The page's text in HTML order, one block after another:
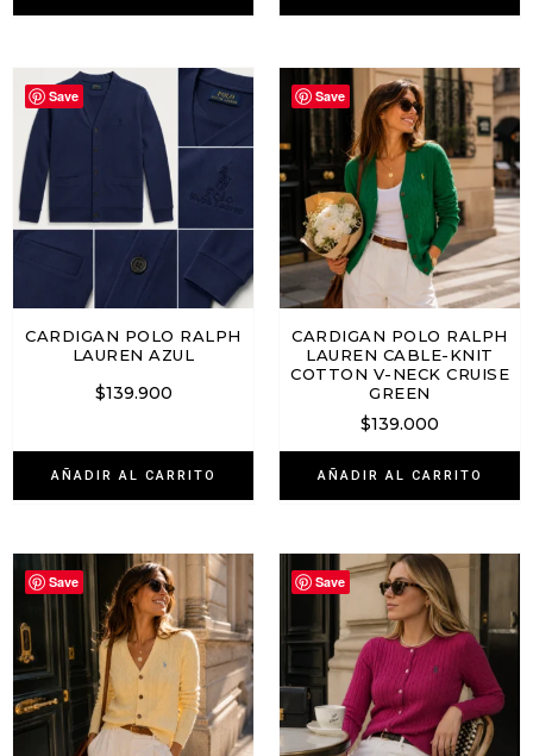
Save
CARDIGAN POLO RALPH
LAUREN AZUL
$139.900
AÑADIR AL CARRITO
Save
CARDIGAN POLO RALPH
LAUREN CABLE-KNIT
COTTON V-NECK CRUISE
GREEN
$139.000
AÑADIR AL CARRITO
Save Save